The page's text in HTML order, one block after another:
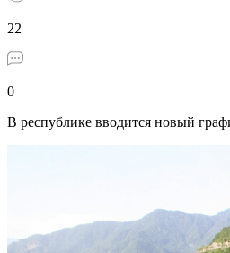
22
0
В республике вводится новый